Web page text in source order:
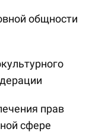
общности
прав
сфере